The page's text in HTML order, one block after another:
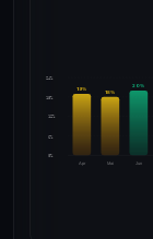
24%
18%
12%
6%
0%
Apr
19%
Mai
18%
Jun
20%